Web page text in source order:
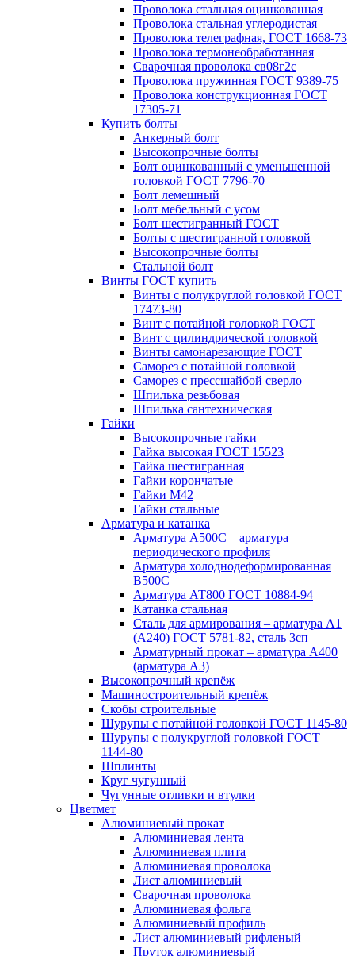
Проволока стальная оцинкованная
Проволока стальная углеродистая
Проволока телеграфная, ГОСТ 1668-73
Проволока термонеобработанная
Сварочная проволока св08г2с
Проволока пружинная ГОСТ 9389-75
Проволока конструкционная ГОСТ
17305-71
Купить болты
Анкерный болт
Высокопрочные болты
Болт оцинкованный с уменьшенной
головкой ГОСТ 7796-70
Болт лемешный
Болт мебельный с усом
Болт шестигранный ГОСТ
Болты с шестигранной головкой
Высокопрочные болты
Стальной болт
Винты ГОСТ купить
Винты с полукруглой головкой ГОСТ
17473-80
Винт с потайной головкой ГОСТ
Винт с цилиндрической головкой
Винты самонарезающие ГОСТ
Саморез с потайной головкой
Саморез с прессшайбой сверло
Шпилька резьбовая
Шпилька сантехническая
Гайки
Высокопрочные гайки
Гайка высокая ГОСТ 15523
Гайка шестигранная
Гайки корончатые
Гайки М42
Гайки стальные
Арматура и катанка
Арматура А500С – арматура
периодического профиля
Арматура холоднодеформированная
В500С
Арматура АТ800 ГОСТ 10884-94
Катанка стальная
Сталь для армирования – арматура А1
(А240) ГОСТ 5781-82, сталь 3сп
Арматурный прокат – арматура А400
(арматура А3)
Высокопрочный крепёж
Машиностроительный крепёж
Скобы строительные
Шурупы с потайной головкой ГОСТ 1145-80
Шурупы с полукруглой головкой ГОСТ
1144-80
Шплинты
Круг чугунный
Чугунные отливки и втулки
Цветмет
Алюминиевый прокат
Алюминиевая лента
Алюминиевая плита
Алюминиевая проволока
Лист алюминиевый
Сварочная проволока
Алюминиевая фольга
Алюминиевый профиль
Лист алюминиевый рифленый
Пруток алюминиевый